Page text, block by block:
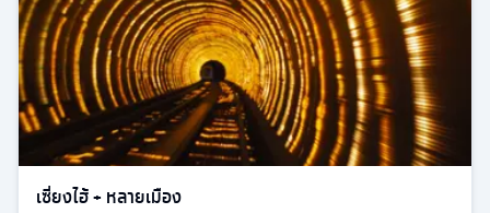
เซี่ยงไฮ้ + หลายเมือง